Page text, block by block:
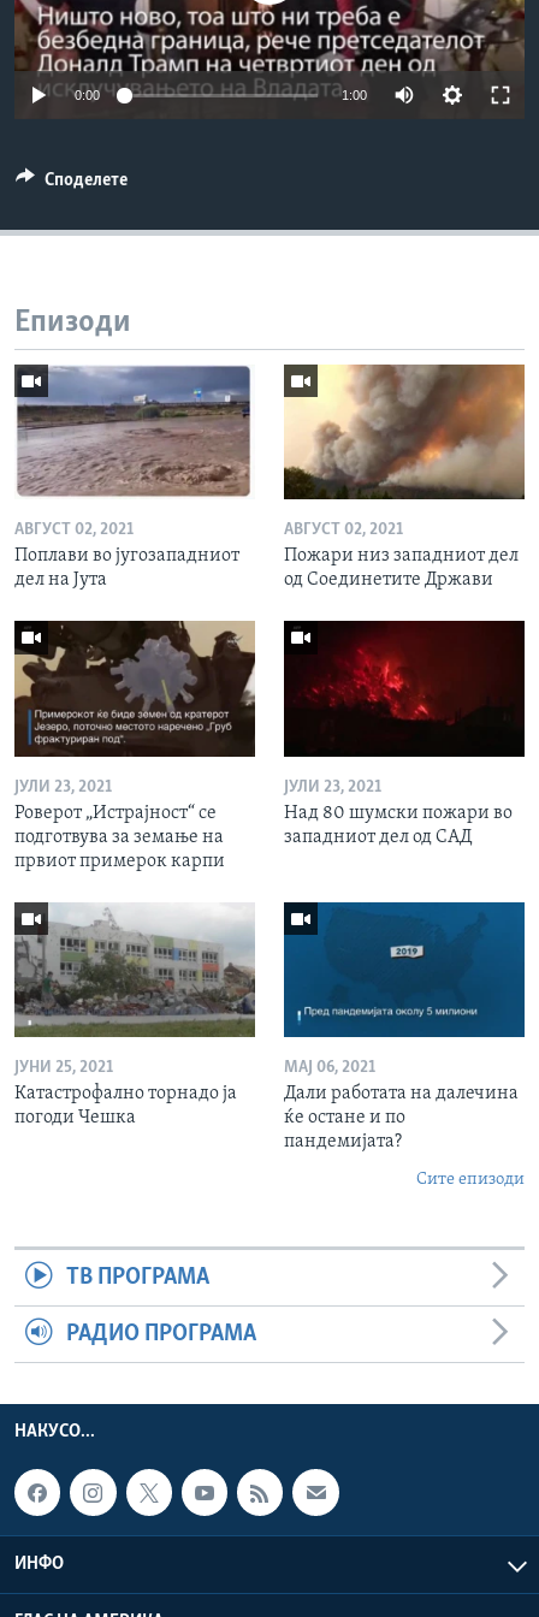
ИНТЕРВЈУА
Јазици
0:00 1:00
Споделете
Епизоди
АВГУСТ 02, 2021
Поплави во југозападниот
дел на Јута
АВГУСТ 02, 2021
Пожари низ западниот дел
од Соединетите Држави
ЈУЛИ 23, 2021
Роверот „Истрајност“ се
подготвува за земање на
првиот примерок карпи
ЈУЛИ 23, 2021
Над 80 шумски пожари во
западниот дел од САД
ЈУНИ 25, 2021
Катастрофално торнадо ја
погоди Чешка
МАЈ 06, 2021
Дали работата на далечина
ќе остане и по
пандемијата?
Сите епизоди
ТВ ПРОГРАМА
РАДИО ПРОГРАМА
НАКУСО...
ИНФО